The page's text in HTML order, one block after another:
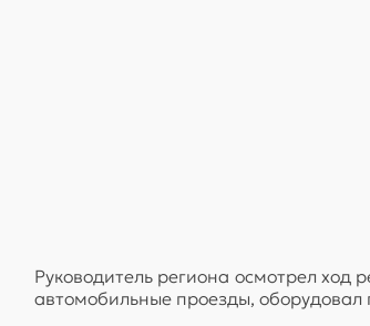
Руководитель региона осмотрел
автомобильные проезды,